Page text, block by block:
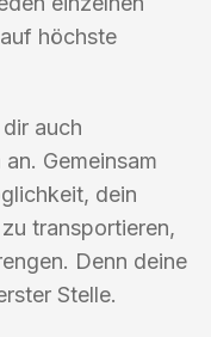
höchste
auch
Gemeinsam
dein
transportieren,
Denn deine
Stelle.